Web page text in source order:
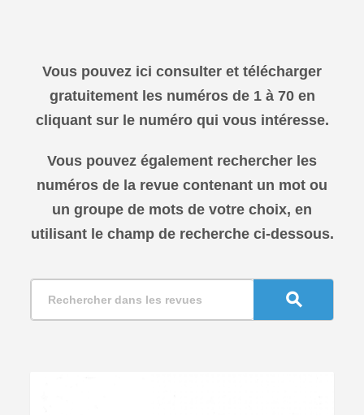
Vous pouvez ici consulter et télécharger
gratuitement les numéros de 1 à 70 en
cliquant sur le numéro qui vous intéresse.
Vous pouvez également rechercher les
numéros de la revue contenant un mot ou
un groupe de mots de votre choix, en
utilisant le champ de recherche ci-dessous.
Search
Search Button